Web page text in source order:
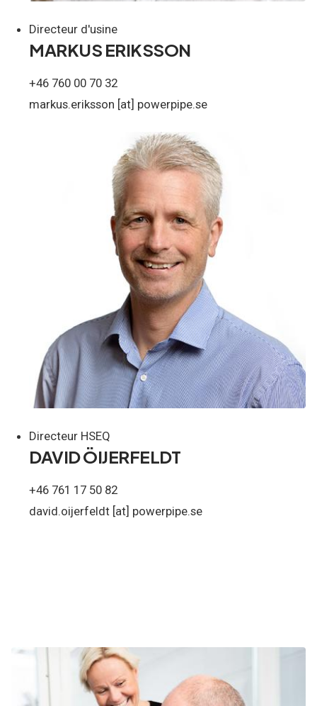
Directeur d'usine
MARKUS ERIKSSON
+46 760 00 70 32
markus.eriksson [at] powerpipe.se
Directeur HSEQ
DAVID ÖIJERFELDT
+46 761 17 50 82
david.oijerfeldt [at] powerpipe.se